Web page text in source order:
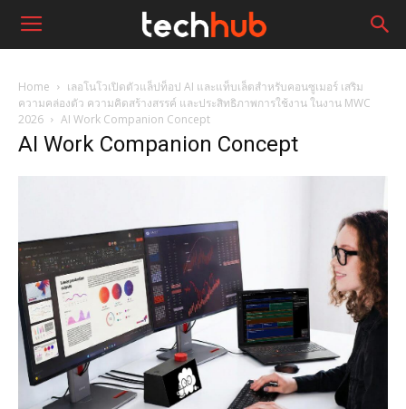
Home
เลอโนโวเปิดตัวแล็ปท็อป AI และแท็บเล็ตสำหรับคอนซูเมอร์ เสริม
ความคล่องตัว ความคิดสร้างสรรค์ และประสิทธิภาพการใช้งาน ในงาน MWC
2026
AI Work Companion Concept
AI Work Companion Concept